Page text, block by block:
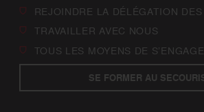
REJOINDRE LA DÉLÉGATION
TRAVAILLER AVEC NOUS
TOUS LES MOYENS DE
SE FORMER AU